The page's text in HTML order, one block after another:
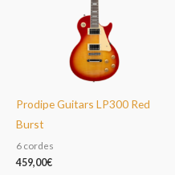
Prodipe Guitars LP300 Red
Burst
6 cordes
459,00€